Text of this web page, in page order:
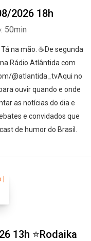
2026 18h
50min
na mão. ☕De segunda
Rádio Atlântida com
@atlantida_tvAqui no
ouvir quando e onde
as notícias do dia e
e convidados que
de humor do Brasil.
13h ⭐Rodaika